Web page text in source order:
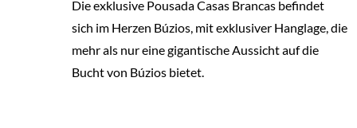
Die exklusive Pousada Casas Brancas befindet
sich im Herzen Búzios, mit exklusiver Hanglage, die
mehr als nur eine gigantische Aussicht auf die
Bucht von Búzios bietet.